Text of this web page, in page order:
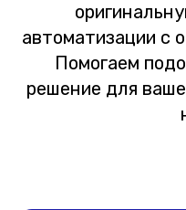
автоматизации с
Помогаем
решение для